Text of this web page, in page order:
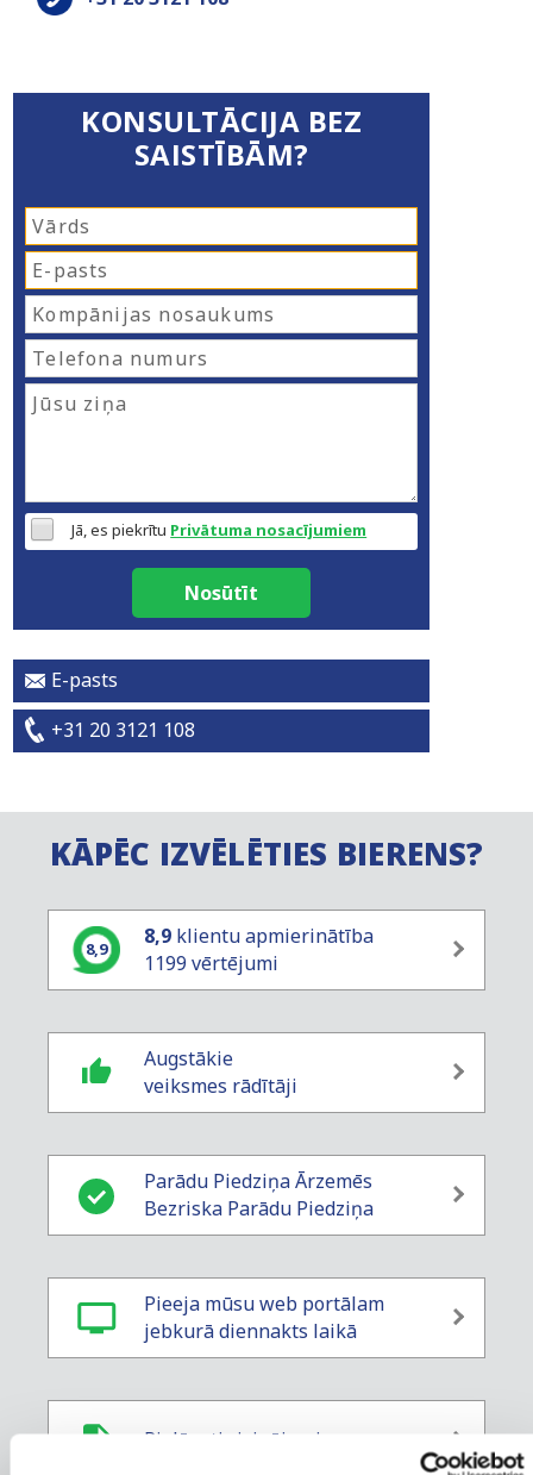
KONSULTĀCIJA BEZ
SAISTĪBĀM?
Jā, es piekrītu Privātuma nosacījumiem
Nosūtīt
E-pasts
+31 20 3121 108
KĀPĒC IZVĒLĒTIES BIERENS?
8,9 8,9 klientu apmierinātība
1199 vērtējumi
Augstākie
veiksmes rādītāji
Parādu Piedziņa Ārzemēs
Bezriska Parādu Piedziņa
Pieeja mūsu web portālam
jebkurā diennakts laikā
Pielāgoti risinājumi